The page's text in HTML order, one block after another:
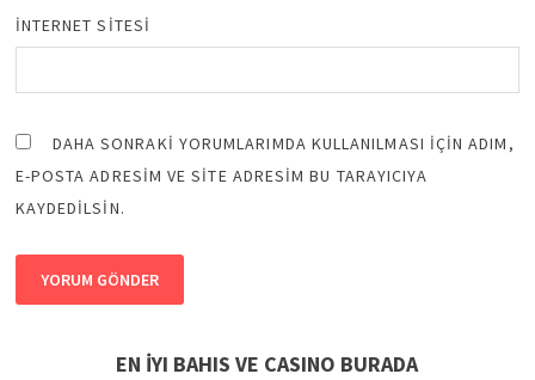
İNTERNET SITESI
DAHA SONRAKI YORUMLARIMDA KULLANILMASI IÇIN ADIM,
E-POSTA ADRESIM VE SITE ADRESIM BU TARAYICIYA
KAYDEDILSIN.
EN İYI BAHIS VE CASINO BURADA